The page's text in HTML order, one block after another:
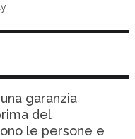
garanzia
del
le persone e